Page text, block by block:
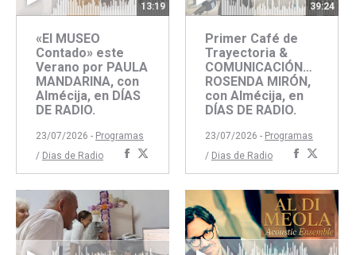
13:19
«El MUSEO
Contado» este
Verano por PAULA
MANDARINA, con
Almécija, en DÍAS
DE RADIO.
23/07/2026 - Programas
/ Dias de Radio
Compartir
con
Facebook
con
Twitter
39:24
Primer Café de
Trayectoria &
COMUNICACIÓN…
ROSENDA MIRÓN,
con Almécija, en
DÍAS DE RADIO.
23/07/2026 - Programas
/ Dias de Radio
Compartir
concon